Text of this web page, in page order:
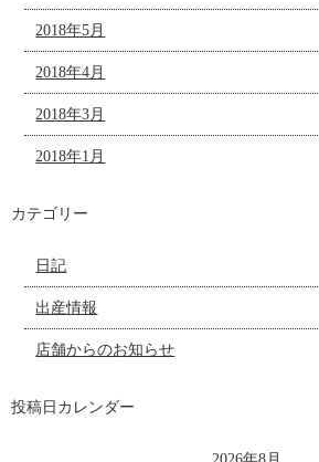
2018年5月
2018年4月
2018年3月
2018年1月
カテゴリー
日記
出産情報
店舗からのお知らせ
投稿日カレンダー